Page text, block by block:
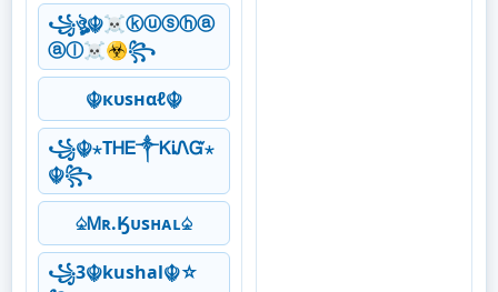
꧁ঔৣ☬☠ⓚⓤⓢⓗⓐ
ⓐⓛ☠☣꧂
☬кυѕнαℓ☬
꧁☬⋆ТᎻᎬ༒ᏦᎥᏁᏳ⋆
☬꧂
♤Ꮇʀ.Ӄᴜsʜᴀʟ♤
꧁3☬kushal☬☆